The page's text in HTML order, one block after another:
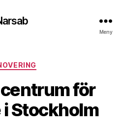
Meny
Kategorier
för
Stockholm